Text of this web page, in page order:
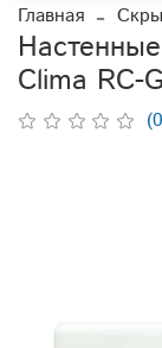
Главная
Clima RC-